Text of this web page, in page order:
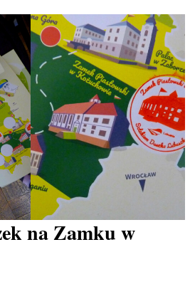
na Zamku w